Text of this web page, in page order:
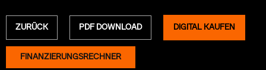
ZURÜCK PDF DOWNLOAD DIGITAL KAUFEN
FINANZIERUNGSRECHNER